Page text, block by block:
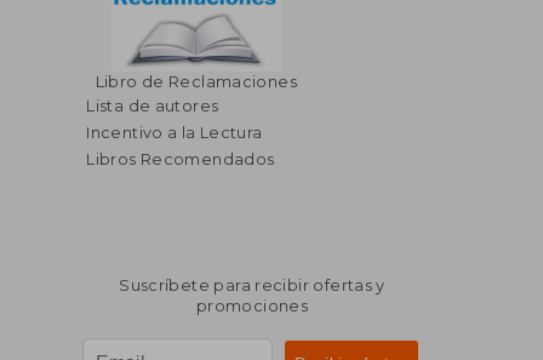
Libro de Reclamaciones
Lista de autores
Incentivo a la Lectura
Libros Recomendados
Suscríbete para recibir ofertas y
promociones